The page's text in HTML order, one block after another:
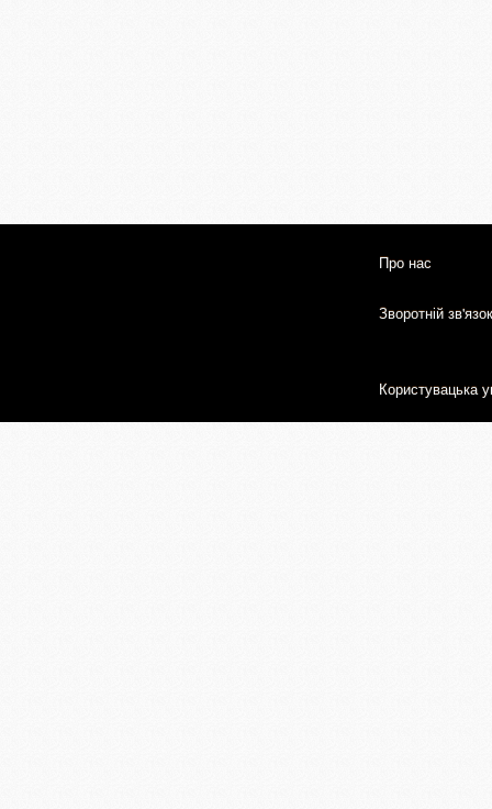
Про нас
Зворотній зв'язок
Користувацька